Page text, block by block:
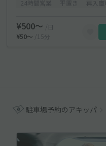
¥500〜
/日
¥50〜
/15分
駐車場予約のアキッパ